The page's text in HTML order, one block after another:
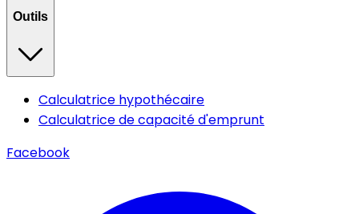
Outils
Calculatrice hypothécaire
Calculatrice de capacité d'emprunt
Facebook